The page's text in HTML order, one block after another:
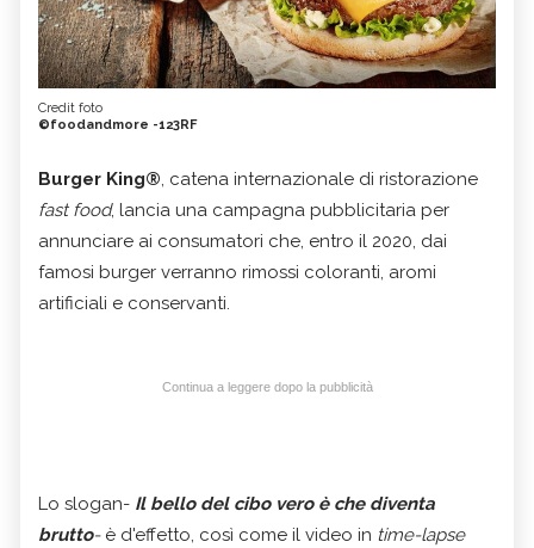
Credit foto
©foodandmore -123RF
Burger King®, catena internazionale di ristorazione
fast food, lancia una campagna pubblicitaria per
annunciare ai consumatori che, entro il 2020, dai
famosi burger verranno rimossi coloranti, aromi
artificiali e conservanti.
Continua a leggere dopo la pubblicità
Lo slogan- Il bello del cibo vero è che diventa
brutto- è d'effetto, così come il video in time-lapse